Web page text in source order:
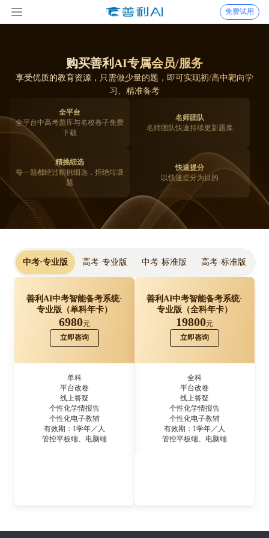
免费试用
购买善利AI专属会员/服务
享受优质的教育资源，只需做少量的题，即可实现初/高中靶向学
习、精准备考
全平台
全平台中高考题库与名校卷子免费
下载
名师团队
名师团队快速持续更新题库
精挑细选
每一题都经过精挑细选，拒绝垃圾
题
快速提分
以快速提分为目的
中考·专业版 高考·专业版 中考·标准版 高考·标准版
善利AI中考智能备考系统·
专业版（单科年卡）
6980元
立即咨询
单科
平台改卷
线上答疑
个性化学情报告
个性化电子教辅
有效期：1学年／人
管控平板端、电脑端
善利AI中考智能备考系统·
专业版（全科年卡）
19800元
立即咨询
全科
平台改卷
线上答疑
个性化学情报告
个性化电子教辅
有效期：1学年／人
管控平板端、电脑端